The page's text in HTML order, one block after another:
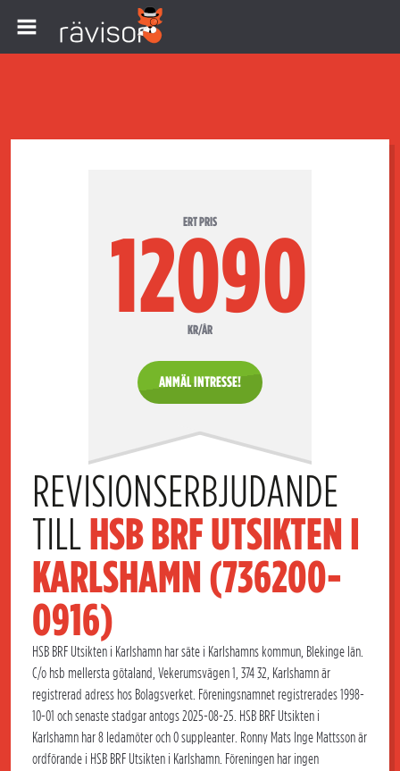
ERT PRIS
12090
KR/ÅR
ANMÄL INTRESSE!
REVISIONSERBJUDANDE
TILL HSB BRF UTSIKTEN I
KARLSHAMN (736200-
0916)
HSB BRF Utsikten i Karlshamn har säte i Karlshamns kommun, Blekinge län.
C/o hsb mellersta götaland, Vekerumsvägen 1, 374 32, Karlshamn är
registrerad adress hos Bolagsverket. Föreningsnamnet registrerades 1998-
10-01 och senaste stadgar antogs 2025-08-25. HSB BRF Utsikten i
Karlshamn har 8 ledamöter och 0 suppleanter. Ronny Mats Inge Mattsson är
ordförande i HSB BRF Utsikten i Karlshamn. Föreningen har ingen